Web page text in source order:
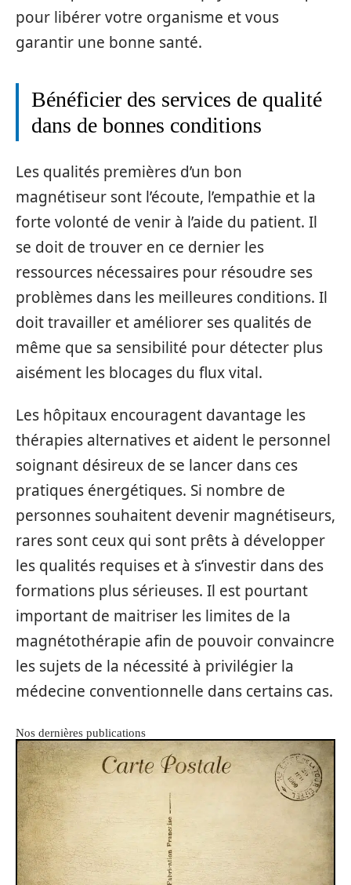
pour libérer votre organisme et vous
garantir une bonne santé.
Bénéficier des services de qualité
dans de bonnes conditions
Les qualités premières d’un bon
magnétiseur sont l’écoute, l’empathie et la
forte volonté de venir à l’aide du patient. Il
se doit de trouver en ce dernier les
ressources nécessaires pour résoudre ses
problèmes dans les meilleures conditions. Il
doit travailler et améliorer ses qualités de
même que sa sensibilité pour détecter plus
aisément les blocages du flux vital.
Les hôpitaux encouragent davantage les
thérapies alternatives et aident le personnel
soignant désireux de se lancer dans ces
pratiques énergétiques. Si nombre de
personnes souhaitent devenir magnétiseurs,
rares sont ceux qui sont prêts à développer
les qualités requises et à s’investir dans des
formations plus sérieuses. Il est pourtant
important de maitriser les limites de la
magnétothérapie afin de pouvoir convaincre
les sujets de la nécessité à privilégier la
médecine conventionnelle dans certains cas.
Nos dernières publications